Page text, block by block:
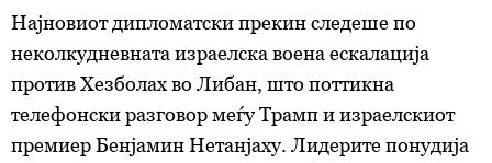
Најновиот дипломатски прекин следеше по
неколкудневната израелска воена ескалација
против Хезболах во Либан, што поттикна
телефонски разговор меѓу Трамп и израелскиот
премиер Бенјамин Нетанјаху. Лидерите понудија